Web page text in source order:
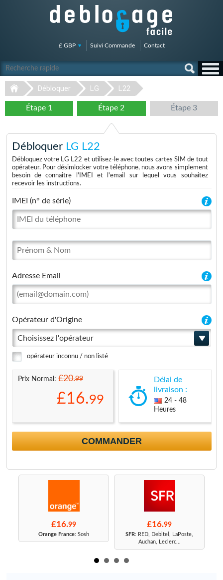
£ GBP Suivi Commande Contact
Débloquer LG L22
Étape 1 Étape 2 Étape 3
Débloquer LG L22
Débloquez votre LG L22 et utilisez-le avec toutes cartes SIM de tout
opérateur. Pour désimlocker votre téléphone, nous avons simplement
besoin de connaitre l'IMEI et l'email sur lequel vous souhaitez
recevoir les instructions.
IMEI (n° de série)
Adresse Email
Opérateur d'Origine
Choisissez l'opérateur
opérateur inconnu / non listé
Prix Normal:£20.99
£16.99
Délai de
livraison :
24 - 48
Heures
COMMANDER
£16.99
Orange France: Sosh
£16.99
SFR: RED, Debitel, LaPoste,
Auchan, Leclerc...